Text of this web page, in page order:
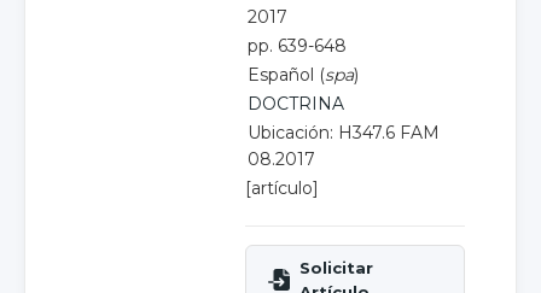
2017
pp. 639-648
Español (spa)
DOCTRINA
Ubicación: H347.6 FAM
08.2017
[artículo]